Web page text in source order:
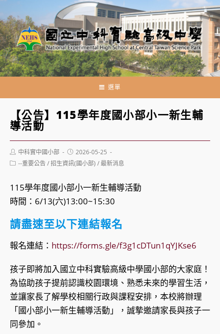
轉
至
主
要
內
選單
【公告】115學年度國小部小一新生輔
導活動
Post
author:
中科實中國小部
Post
published:
2026-05-25
Post--重要公告/招生資訊(國小部) /最新消息
115學年度國小部小一新生輔導活動
時間：6/13(六)13:00~15:30
請盡速至以下連結報名
報名連結： https://forms.gle/f3g1cDTun1qYJKse6
孩子即將加入國立中科實驗高級中學國小部的大家庭！
為協助孩子提前認識校園環境、熟悉未來的學習生活，
並讓家長了解學校相關行政與課程安排，本校將辦理
「國小部小一新生輔導活動」，誠摯邀請家長與孩子一
同參加。